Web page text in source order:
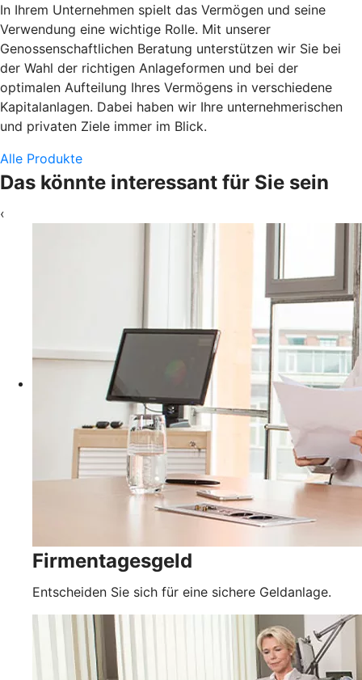
In Ihrem Unternehmen spielt das Vermögen und seine
Verwendung eine wichtige Rolle. Mit unserer
Genossenschaftlichen Beratung unterstützen wir Sie bei
der Wahl der richtigen Anlageformen und bei der
optimalen Aufteilung Ihres Vermögens in verschiedene
Kapitalanlagen. Dabei haben wir Ihre unternehmerischen
und privaten Ziele immer im Blick.
Alle Produkte
Das könnte interessant für Sie sein
‹
Firmentagesgeld
Entscheiden Sie sich für eine sichere Geldanlage.